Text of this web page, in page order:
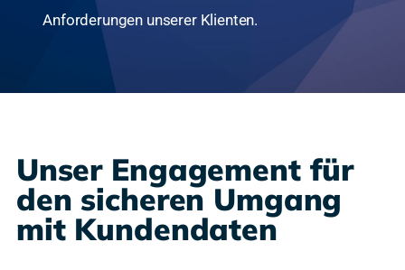
Anforderungen unserer Klienten.
Unser Engagement für
den sicheren Umgang
mit Kundendaten